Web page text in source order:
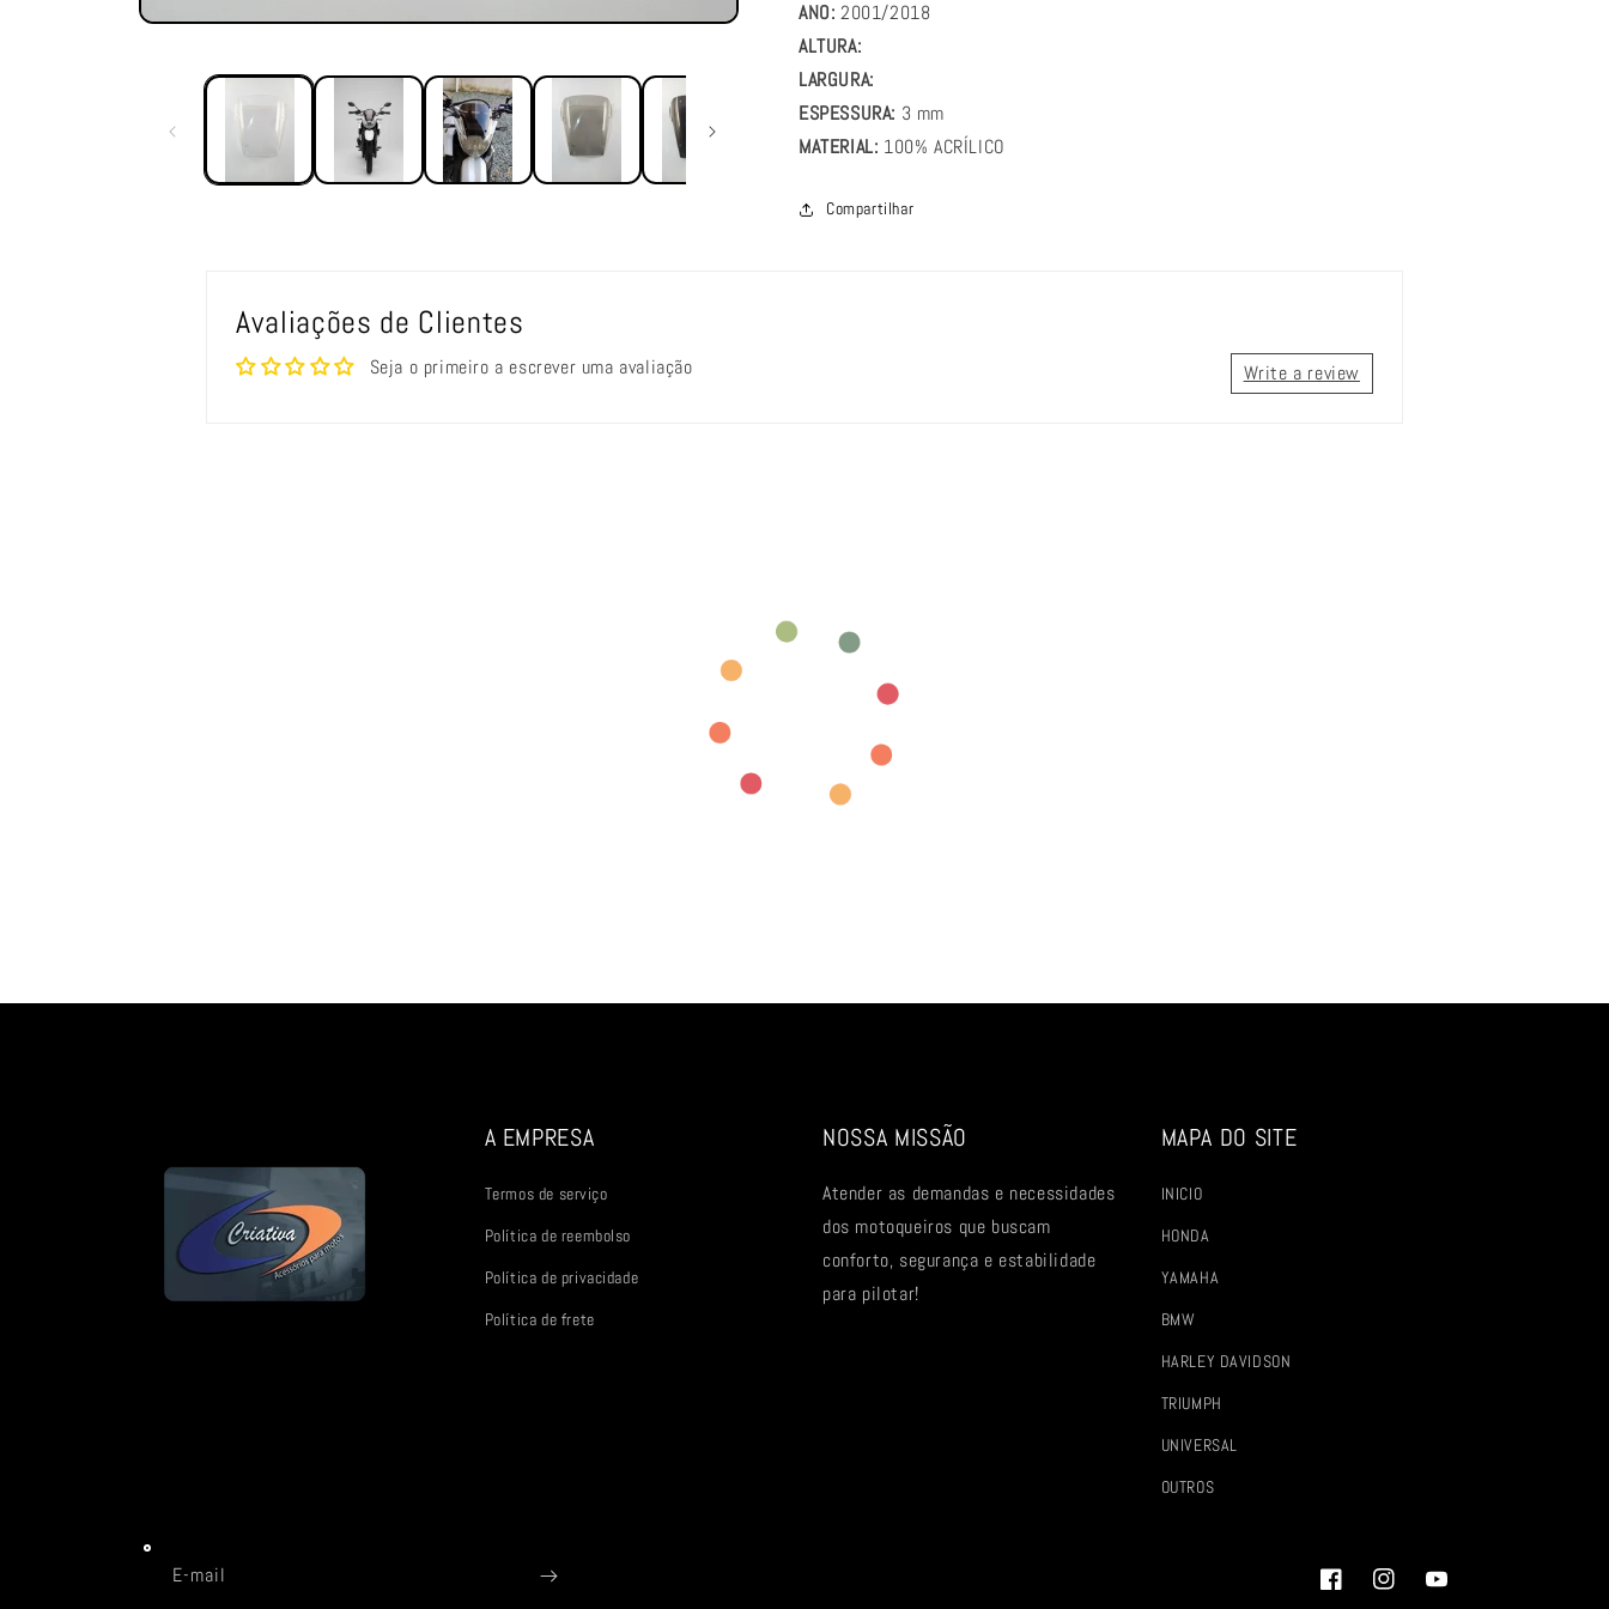
ANO: 2001/2018
ALTURA:
LARGURA:
ESPESSURA: 3 mm
MATERIAL: 100% ACRÍLICO
Compartilhar
Avaliações de Clientes
Seja o primeiro a escrever uma avaliação Write a review
A EMPRESA
Termos de serviço
Política de reembolso
Política de privacidade
Política de frete
NOSSA MISSÃO
Atender as demandas e necessidades
dos motoqueiros que buscam
conforto, segurança e estabilidade
para pilotar!
MAPA DO SITE
INICIO
HONDA
YAMAHA
BMW
HARLEY DAVIDSON
TRIUMPH
UNIVERSAL
OUTROS
E-mail
FacebookInstagramYouTube